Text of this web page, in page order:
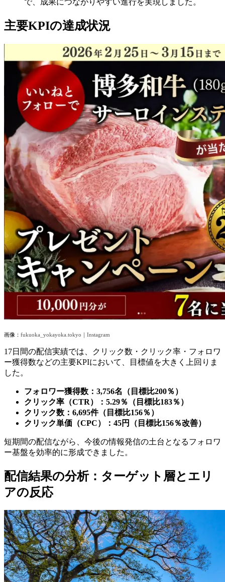
主要KPIの達成状況
画像： fukuoka_yokayoka.tokyo｜Instagram
17日間の配信実績では、クリック数・クリック率・フォロワ
ー獲得数などの主要KPIにおいて、目標値を大きく上回りま
した。
フォロワー獲得数： 3,756名（目標比200％）
クリック率（CTR）： 5.29％（目標比183％）
クリック数： 6,695件（目標比156％）
クリック単価（CPC）： 45円（目標比156％改善）
短期間の配信ながら、今後の情報発信の土台となるフォロワ
ー基盤を効率的に形成できました。
配信結果の分析：ターゲット層とエリ
アの反応